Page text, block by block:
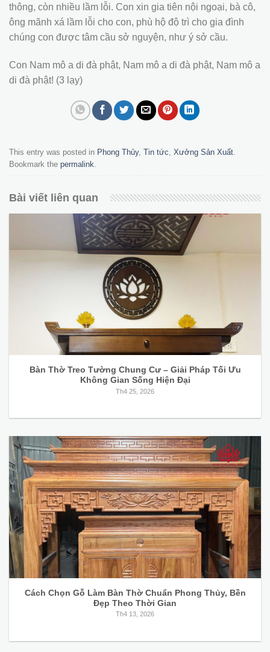
thông, còn nhiều lầm lỗi. Con xin gia tiên nội ngoại, bà cô,
ông mãnh xá lầm lỗi cho con, phù hộ độ trì cho gia đình
chúng con được tâm cầu sở nguyện, như ý sở cầu.
Con Nam mô a di đà phật, Nam mô a di đà phật, Nam mô a
di đà phật! (3 lạy)
This entry was posted in Phong Thủy, Tin tức, Xưởng Sản Xuất.
Bookmark the permalink.
Bài viết liên quan
Bàn Thờ Treo Tường Chung Cư – Giải Pháp Tối Ưu
Không Gian Sống Hiện Đại
Th4 25, 2026
Cách Chọn Gỗ Làm Bàn Thờ Chuẩn Phong Thủy, Bền
Đẹp Theo Thời Gian
Th4 13, 2026